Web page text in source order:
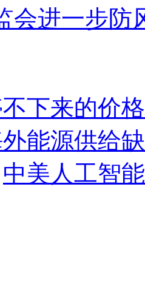
会进一步防
下来的价
能源供给
中美人工智